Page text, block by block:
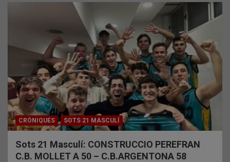
CRÒNIQUES SOTS 21 MASCULÍ
Sots 21 Masculí: CONSTRUCCIO PEREFRAN
C.B. MOLLET A 50 – C.B.ARGENTONA 58